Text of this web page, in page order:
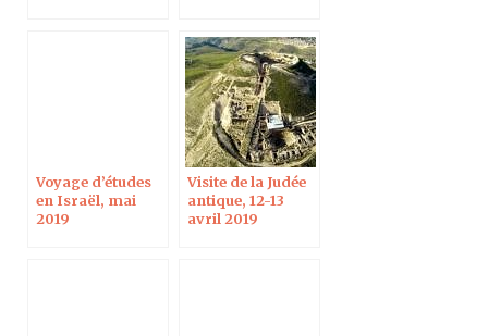
Voyage d’études
en Israël, mai
2019
Visite de la Judée
antique, 12-13
avril 2019